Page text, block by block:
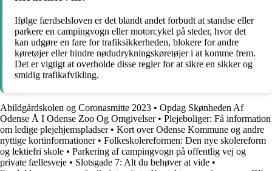
Ifølge færdselsloven er det blandt andet forbudt at standse eller
parkere en campingvogn eller motorcykel på steder, hvor det
kan udgøre en fare for trafiksikkerheden, blokere for andre
køretøjer eller hindre nødudrykningskøretøjer i at komme frem.
Det er vigtigt at overholde disse regler for at sikre en sikker og
smidig trafikafvikling.
Abildgårdskolen og Coronasmitte 2023 • Opdag Skønheden Af
Odense Å I Odense Zoo Og Omgivelser• Plejeboliger: Få information
om ledige plejehjemspladser• Kort over Odense Kommune og andre
nyttige kortinformationer• Folkeskolereformen: Den nye skolereform
og lektiefri skole • Parkering af campingvogn på offentlig vej og
private fællesveje • Slotsgade 7: Alt du behøver at vide •